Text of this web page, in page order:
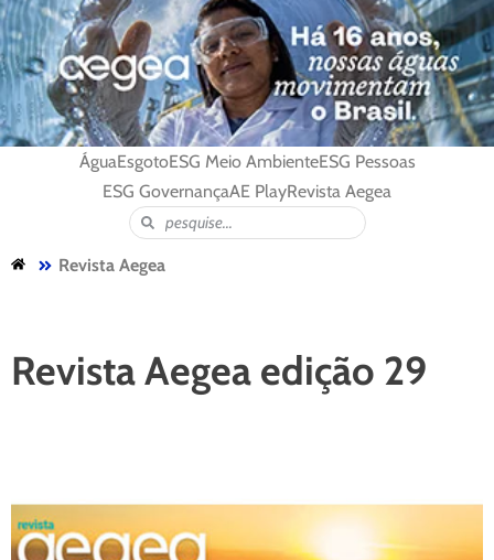
ÁguaEsgotoESG Meio AmbienteESG Pessoas
ESG GovernançaAE PlayRevista Aegea
Revista Aegea
Revista Aegea edição 29